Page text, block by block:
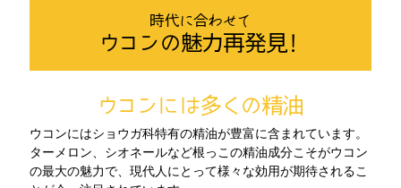
時代に合わせて
ウコンの魅力再発見！
ウコンには多くの精油
ウコンにはショウガ科特有の精油が豊富に含まれています。
ターメロン、シオネールなど根っこの精油成分こそがウコン
の最大の魅力で、現代人にとって様々な効用が期待されるこ